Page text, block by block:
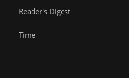
Reader's Digest
Time